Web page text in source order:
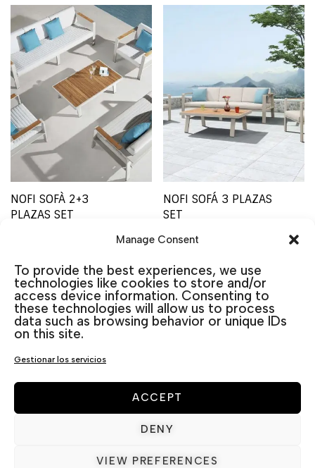
Manage Consent
To provide the best experiences, we use
technologies like cookies to store and/or
access device information. Consenting to
these technologies will allow us to process
data such as browsing behavior or unique IDs
on this site.
Gestionar los servicios
ACCEPT
DENY
VIEW PREFERENCES
NOFI SOFÀ 2+3
PLAZAS SET
IVA incluido
NOFI SOFÁ 3 PLAZAS
SET
2.090,00